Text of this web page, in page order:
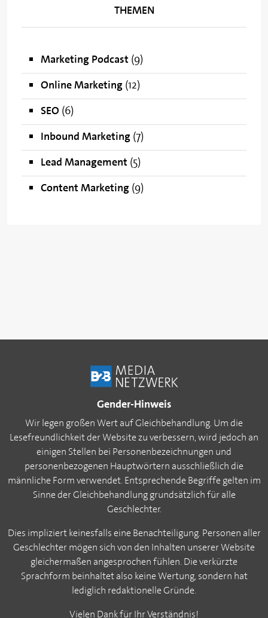
THEMEN
Marketing Podcast (9)
Online Marketing (12)
SEO (6)
Inbound Marketing (7)
Lead Management (5)
Content Marketing (9)
Gender-Hinweis
Wir legen großen Wert auf Gleichbehandlung. Um die
Lesefreundlichkeit der Website zu verbessern, wird jedoch an
einigen Stellen bei Personenbezeichnungen und
personenbezogenen Hauptwörtern ausschließlich die
männliche Form verwendet. Entsprechende Begriffe gelten im
Sinne der Gleichbehandlung grundsätzlich für alle
Geschlechter.
Dies impliziert keinesfalls eine Benachteiligung. Personen aller
Geschlechter mögen sich von den Inhalten unserer Website
gleichermaßen angesprochen fühlen. Die verkürzte
Sprachform beinhaltet also keine Wertung, sondern hat
lediglich redaktionelle Gründe.
Vielen Dank für Ihr Verständnis!